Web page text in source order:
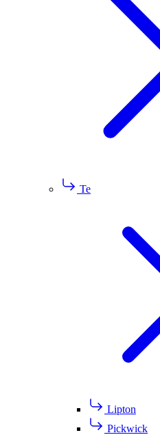
Te
Lipton
Pickwick